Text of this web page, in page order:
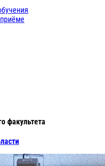
факультета